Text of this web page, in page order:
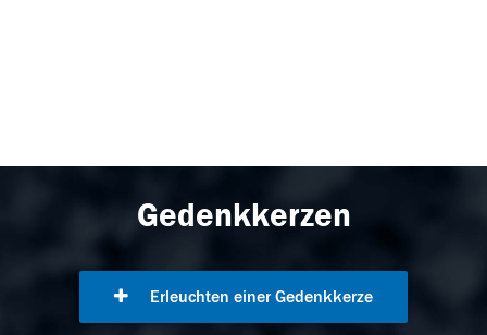
Gedenkkerzen
Erleuchten einer Gedenkkerze